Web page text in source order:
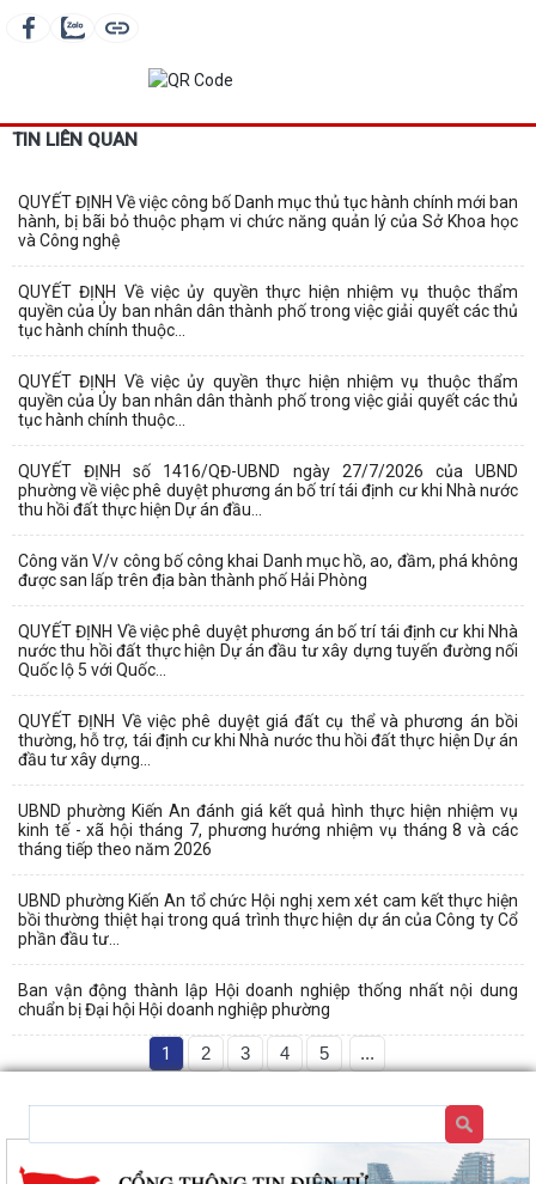
TIN LIÊN QUAN
QUYẾT ĐỊNH Về việc công bố Danh mục thủ tục hành chính mới ban
hành, bị bãi bỏ thuộc phạm vi chức năng quản lý của Sở Khoa học
và Công nghệ
QUYẾT ĐỊNH Về việc ủy quyền thực hiện nhiệm vụ thuộc thẩm
quyền của Ủy ban nhân dân thành phố trong việc giải quyết các thủ
tục hành chính thuộc...
QUYẾT ĐỊNH Về việc ủy quyền thực hiện nhiệm vụ thuộc thẩm
quyền của Ủy ban nhân dân thành phố trong việc giải quyết các thủ
tục hành chính thuộc...
QUYẾT ĐỊNH số 1416/QĐ-UBND ngày 27/7/2026 của UBND
phường về việc phê duyệt phương án bố trí tái định cư khi Nhà nước
thu hồi đất thực hiện Dự án đầu...
Công văn V/v công bố công khai Danh mục hồ, ao, đầm, phá không
được san lấp trên địa bàn thành phố Hải Phòng
QUYẾT ĐỊNH Về việc phê duyệt phương án bố trí tái định cư khi Nhà
nước thu hồi đất thực hiện Dự án đầu tư xây dựng tuyến đường nối
Quốc lộ 5 với Quốc...
QUYẾT ĐỊNH Về việc phê duyệt giá đất cụ thể và phương án bồi
thường, hỗ trợ, tái định cư khi Nhà nước thu hồi đất thực hiện Dự án
đầu tư xây dựng...
UBND phường Kiến An đánh giá kết quả hình thực hiện nhiệm vụ
kinh tế - xã hội tháng 7, phương hướng nhiệm vụ tháng 8 và các
tháng tiếp theo năm 2026
UBND phường Kiến An tổ chức Hội nghị xem xét cam kết thực hiện
bồi thường thiệt hại trong quá trình thực hiện dự án của Công ty Cổ
phần đầu tư...
Ban vận động thành lập Hội doanh nghiệp thống nhất nội dung
chuẩn bị Đại hội Hội doanh nghiệp phường
1 2 3 4 5 ...